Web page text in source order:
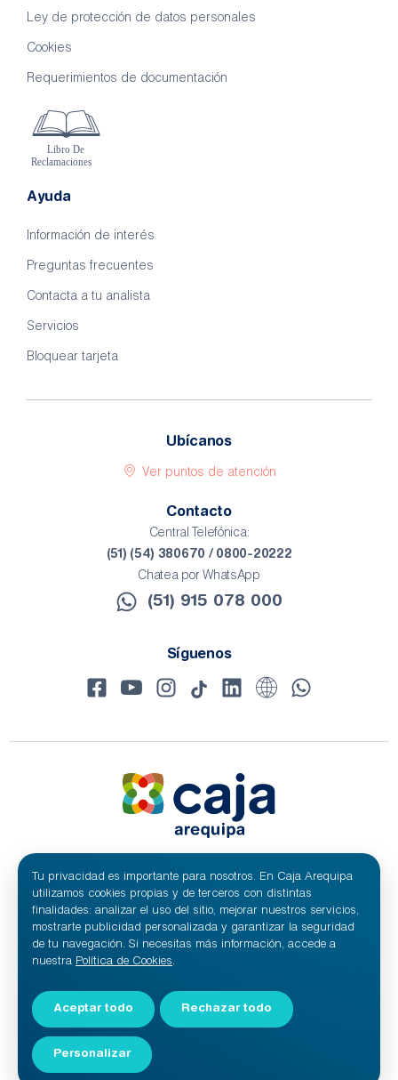
Ley de protección de datos personales
Cookies
Requerimientos de documentación
Ayuda
Información de interés
Preguntas frecuentes
Contacta a tu analista
Servicios
Bloquear tarjeta
Ubícanos
Ver puntos de atención
Contacto
Central Telefónica:
(51) (54) 380670 / 0800-20222
Chatea por WhatsApp
(51) 915 078 000​
Síguenos
© 2024 Caja Arequipa - RUC 20100209641
Todos los derechos reservados.
Caja Municipal de Ahorro y Crédito de Arequipa S.A.
Tu privacidad es importante para nosotros. En Caja Arequipa
utilizamos cookies propias y de terceros con distintas
finalidades: analizar el uso del sitio, mejorar nuestros servicios,
mostrarte publicidad personalizada y garantizar la seguridad
de tu navegación. Si necesitas más información, accede a
nuestra Política de Cookies.
Aceptar todo Rechazar todo
Personalizar